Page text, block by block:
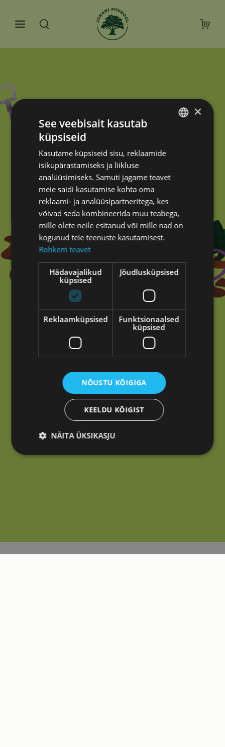
Oih!
Tundub, et siin ei läinud mitte midagi kasvama.
Tagasi avalehele
×
See veebisait kasutab
küpsiseid
Kasutame küpsiseid sisu, reklaamide
isikupärastamiseks ja liikluse
analüüsimiseks. Samuti jagame teavet
meie saidi kasutamise kohta oma
reklaami- ja analüüsipartneritega, kes
võivad seda kombineerida muu teabega,
mille olete neile esitanud või mille nad on
kogunud teie teenuste kasutamisest.
Rohkem teavet
Hädavajalikud
küpsised
Jõudlusküpsised
Reklaamküpsised
Funktsionaalsed
küpsised
NÕUSTU KÕIGIGA
KEELDU KÕIGIST
NÄITA ÜKSIKASJU